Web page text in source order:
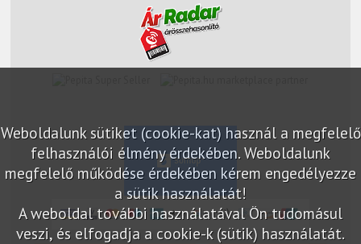
Weboldalunk sütiket (cookie-kat) használ a megfelelő
felhasználói élmény érdekében. Weboldalunk
megfelelő működése érdekében kérem engedélyezze
a sütik használatát!
A weboldal további használatával Ön tudomásul
veszi, és elfogadja a cookie-k (sütik) használatát.